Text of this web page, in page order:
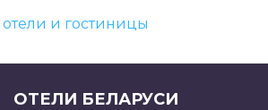
отели и гостиницы
ОТЕЛИ БЕЛАРУСИ